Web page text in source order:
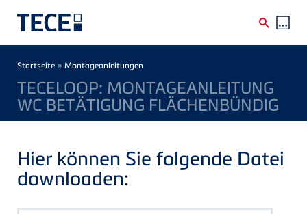
Breadcrumb
Startseite » Montageanleitungen
TECELOOP: MONTAGEANLEITUNG
WC BETÄTIGUNG FLÄCHENBÜNDIG
Hier können Sie folgende Datei
downloaden: